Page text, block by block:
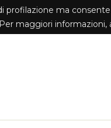
profilazione ma
maggiori